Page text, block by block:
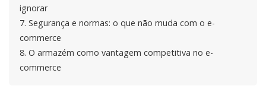
ignorar
7. Segurança e normas: o que não muda com o e-
commerce
8. O armazém como vantagem competitiva no e-
commerce